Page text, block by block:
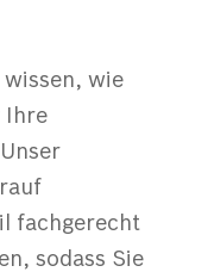
wissen, wie
Ihre
fachgerecht
sodass Sie